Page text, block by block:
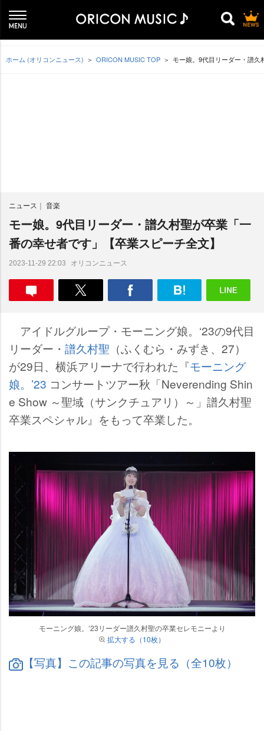
ホーム (オリコンニュース) ORICON MUSIC TOP モー娘。9代目リーダー・譜
ニュース 音楽
モー娘。9代目リーダー・譜久村聖が卒業「一
番の幸せ者です」【卒業スピーチ全文】
2023-11-29 22:03 オリコンニュース
アイドルグループ・モーニング娘。‘23の9代目
リーダー・ 譜久村聖 （ふくむら・みずき、27）
が29日、横浜アリーナで行われた『モーニング
娘。’23 コンサートツアー秋「Neverending Shin
e Show ～聖域（サンクチュアリ）～」譜久村聖
卒業スペシャル』をもって卒業した。
モーニング娘。’23リーダー譜久村聖の卒業セレモニーより
拡大する（10枚）
【写真】この記事の写真を見る（全10枚）